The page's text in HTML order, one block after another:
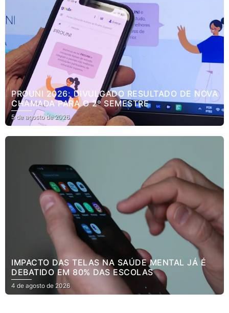
PROUNI 2026: DIVULGADO RESULTADO DE NOVA
CHAMADA PARA O 2º SEMESTRE
5 de agosto de 2026
IMPACTO DAS TELAS NA SAÚDE MENTAL JÁ É
DEBATIDO EM 80% DAS ESCOLAS
4 de agosto de 2026